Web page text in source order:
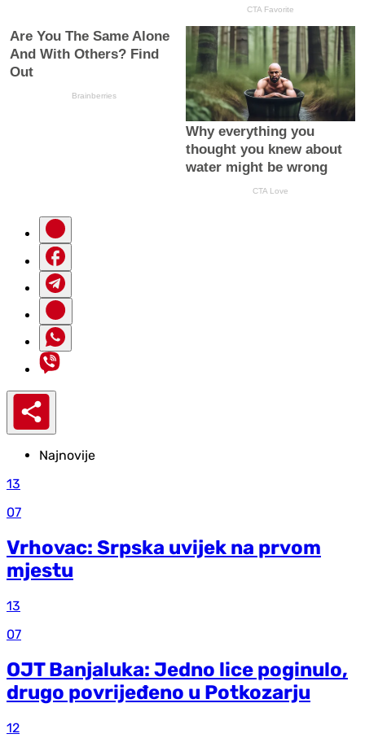
Najnovije
13
07
Vrhovac: Srpska uvijek na prvom
mjestu
13
07
OJT Banjaluka: Jedno lice poginulo,
drugo povrijeđeno u Potkozarju
12